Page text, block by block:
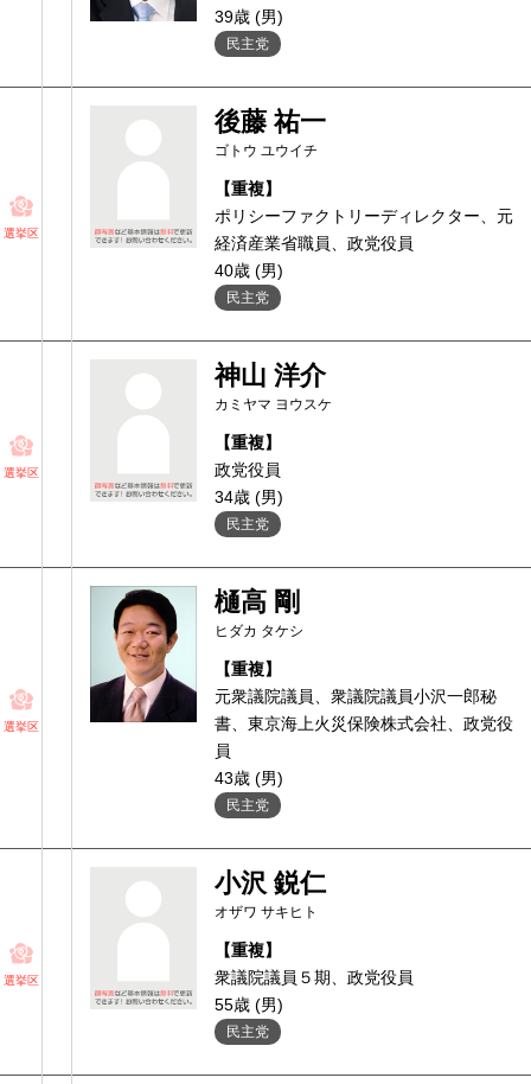
39歳 (男)
民主党
選挙区
後藤 祐一
ゴトウ ユウイチ
【重複】
ポリシーファクトリーディレクター、元
経済産業省職員、政党役員
40歳 (男)
民主党
選挙区
神山 洋介
カミヤマ ヨウスケ
【重複】
政党役員
34歳 (男)
民主党
選挙区
樋高 剛
ヒダカ タケシ
【重複】
元衆議院議員、衆議院議員小沢一郎秘
書、東京海上火災保険株式会社、政党役
員
43歳 (男)
民主党
選挙区
小沢 鋭仁
オザワ サキヒト
【重複】
衆議院議員５期、政党役員
55歳 (男)
民主党